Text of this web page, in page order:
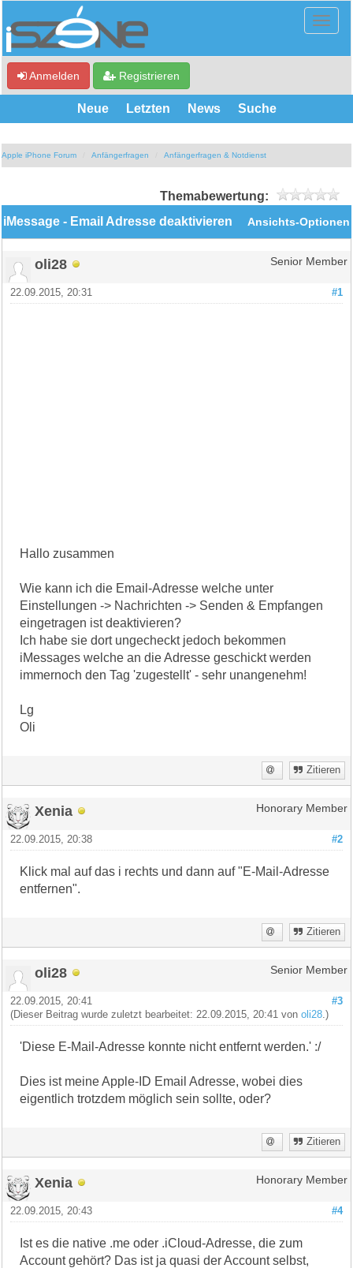
Anmelden Registrieren
Neue Letzten News Suche
Apple iPhone Forum Anfängerfragen Anfängerfragen & Notdienst
Themabewertung:
Ansichts-Optionen
iMessage - Email Adresse deaktivieren
oli28 Senior Member
#1
22.09.2015, 20:31
Hallo zusammen
Wie kann ich die Email-Adresse welche unter
Einstellungen -> Nachrichten -> Senden & Empfangen
eingetragen ist deaktivieren?
Ich habe sie dort ungecheckt jedoch bekommen
iMessages welche an die Adresse geschickt werden
immernoch den Tag 'zugestellt' - sehr unangenehm!
Lg
Oli
Zitieren
Xenia Honorary Member
#2
22.09.2015, 20:38
Klick mal auf das i rechts und dann auf "E-Mail-Adresse
entfernen".
Zitieren
oli28 Senior Member
#3
22.09.2015, 20:41
(Dieser Beitrag wurde zuletzt bearbeitet: 22.09.2015, 20:41 vonoli28 .)
'Diese E-Mail-Adresse konnte nicht entfernt werden.' :/
Dies ist meine Apple-ID Email Adresse, wobei dies
eigentlich trotzdem möglich sein sollte, oder?
Zitieren
Xenia Honorary Member
#4
22.09.2015, 20:43
Ist es die native .me oder .iCloud-Adresse, die zum
Account gehört? Das ist ja quasi der Account selbst,